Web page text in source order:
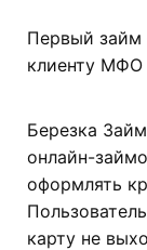
Первый займ
клиенту МФО
Березка
онлайн-
оформлять
карту не